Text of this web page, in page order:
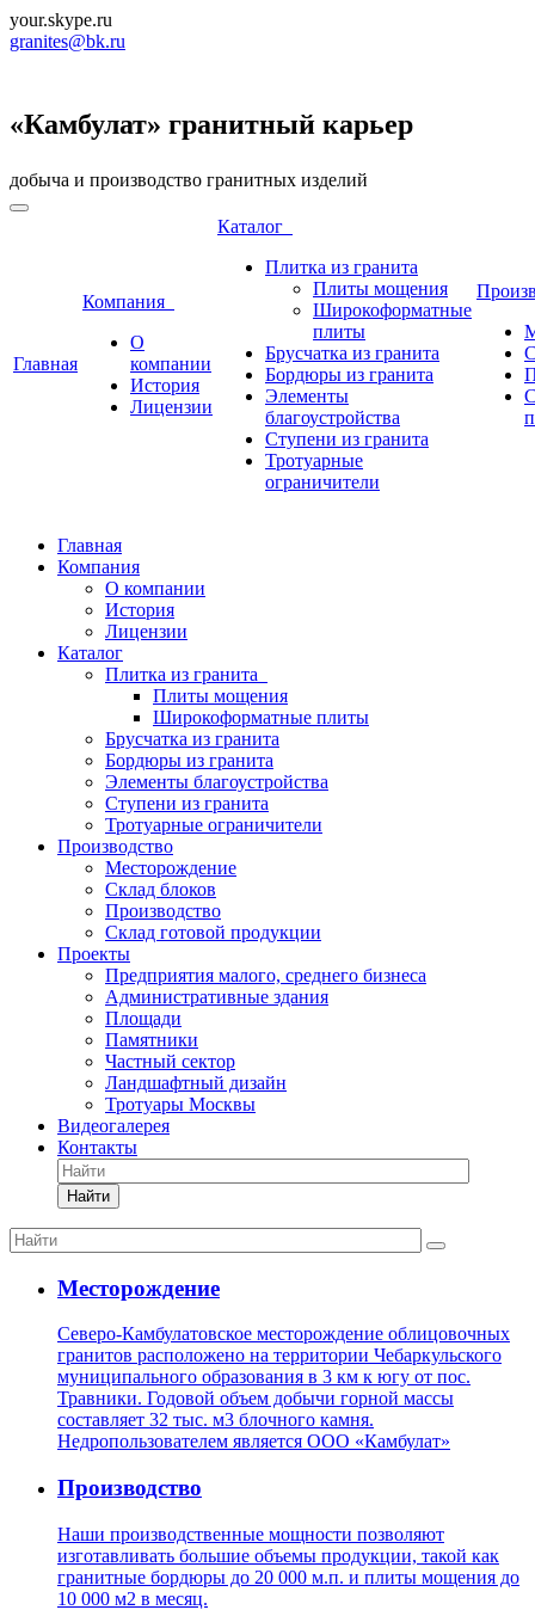
your.skype.ru
granites@bk.ru
«Камбулат» гранитный карьер
добыча и производство гранитных изделий
Главная
Компания
О
компании
История
Лицензии
Каталог
Плитка из гранита
Плиты мощения
Широкоформатные
плиты
Брусчатка из гранита
Бордюры из гранита
Элементы
благоустройства
Ступени из гранита
Тротуарные
ограничители
Главная
Компания
О компании
История
Лицензии
Каталог
Плитка из гранита
Плиты мощения
Широкоформатные плиты
Брусчатка из гранита
Бордюры из гранита
Элементы благоустройства
Ступени из гранита
Тротуарные ограничители
Производство
Месторождение
Склад блоков
Производство
Склад готовой продукции
Проекты
Предприятия малого, среднего бизнеса
Административные здания
Площади
Памятники
Частный сектор
Ландшафтный дизайн
Тротуары Москвы
Видеогалерея
Контакты
Найти
Месторождение
Северо-Камбулатовское месторождение облицовочных
гранитов расположено на территории Чебаркульского
муниципального образования в 3 км к югу от пос.
Травники. Годовой объем добычи горной массы
составляет 32 тыс. м3 блочного камня.
Недропользователем является ООО «Камбулат»
Производство
Наши производственные мощности позволяют
изготавливать большие объемы продукции, такой как
гранитные бордюры до 20 000 м.п. и плиты мощения до
10 000 м2 в месяц.